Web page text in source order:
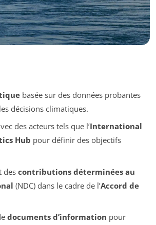
basée sur des données probantes
décisions climatiques.
des acteurs tels que l’International
Hub pour définir des objectifs
des contributions déterminées au
(NDC) dans le cadre de l’Accord de
documents d’information pour